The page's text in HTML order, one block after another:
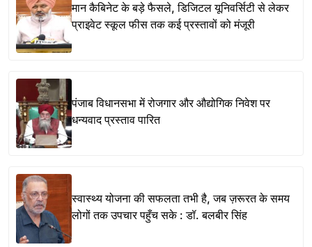
मान कैबिनेट के बड़े फैसले, डिजिटल यूनिवर्सिटी से लेकर
प्राइवेट स्कूल फीस तक कई प्रस्तावों को मंजूरी
पंजाब विधानसभा में रोजगार और औद्योगिक निवेश पर
धन्यवाद प्रस्ताव पारित
स्वास्थ्य योजना की सफलता तभी है, जब ज़रूरत के समय
लोगों तक उपचार पहुँच सके : डॉ. बलबीर सिंह